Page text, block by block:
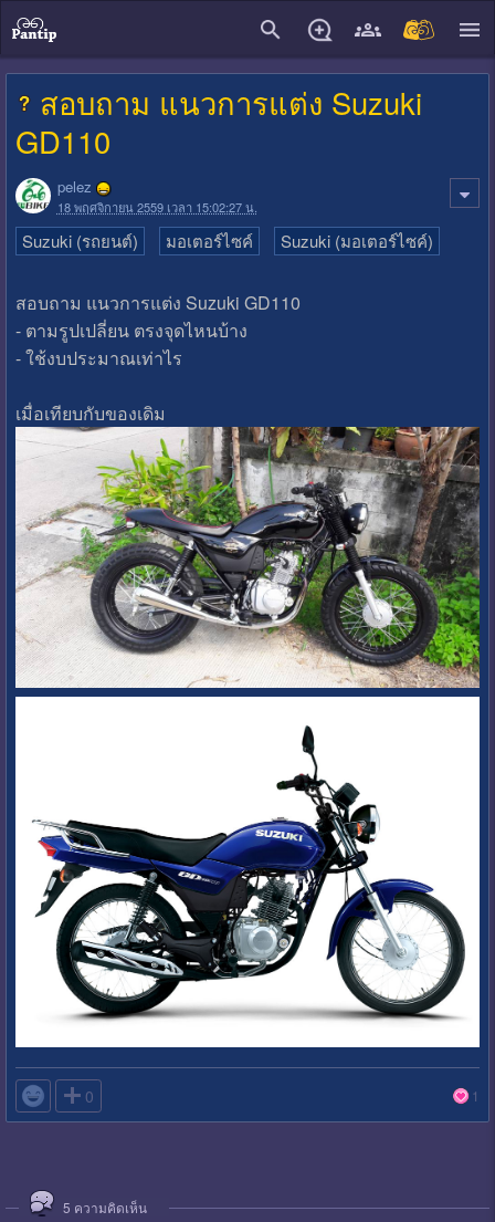
สอบถาม แนวการแต่ง Suzuki
GD110
pelez
18 พฤศจิกายน 2559 เวลา 15:02:27 น.
Suzuki (รถยนต์) มอเตอร์ไซค์ Suzuki (มอเตอร์ไซค์)
สอบถาม แนวการแต่ง Suzuki GD110
- ตามรูปเปลี่ยน ตรงจุดไหนบ้าง
- ใช้งบประมาณเท่าไร
เมื่อเทียบกับของเดิม
 0 1
5 ความคิดเห็น
close